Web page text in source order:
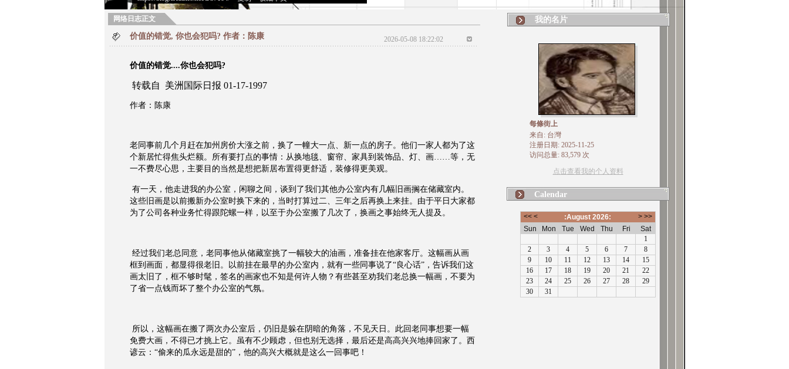
网络日志正文
价值的错觉, 你也会犯吗? 作者：陈康 2026-05-08 18:22:02
价值的错觉....你也会犯吗?
转载自 美洲国际日报 01-17-1997
作者：陈康
老同事前几个月赶在加州房价大涨之前，换了一幢大一点、新一点的房子。他们一家人都为了这
个新居忙得焦头烂额。所有要打点的事情：从换地毯、窗帘、家具到装饰品、灯、画……等，无
一不费尽心思，主要目的当然是想把新居布置得更舒适，装修得更美观。
有一天， 他走进我的办公室，闲聊之间，谈到了我们其他办公室内有几幅旧画搁在储藏室内。
这些旧画是以前搬新办公室时换下来的，当时打算过二、三年之后再换上来挂。由于平日大家都
为了公司各种业务忙得跟陀螺一样，以至于办公室搬了几次了，换画之事始终无人提及。
经过我们老总同意， 老同事他从储藏室挑了一幅较大的油画，准备挂在他家客厅。这幅画从画
框到画面，都显得很老旧。以前挂在最早的办公室内，就有一些同事说了“良心话”，告诉我们这
画太旧了，框不够时髦，签名的画家也不知是何许人物？有些甚至劝我们老总换一幅画，不要为
了省一点钱而坏了整个办公室的气氛。
所以，这幅画在搬了两次办公室后，仍旧是躲在阴暗的角落，不见天日。此回老同事想要一幅
免费大画，不得已才挑上它。虽有不少顾虑，但也别无选择，最后还是高高兴兴地捧回家了。西
谚云：“偷来的瓜永远是甜的”，他的高兴大概就是这么一回事吧！
我的名片
每條街上
来自: 台灣
注册日期: 2025-11-25
访问总量: 83,579 次
点击查看我的个人资料
Calendar